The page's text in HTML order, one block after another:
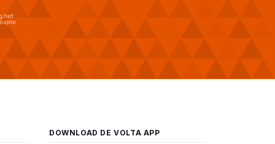
DOWNLOAD DE VOLTA APP